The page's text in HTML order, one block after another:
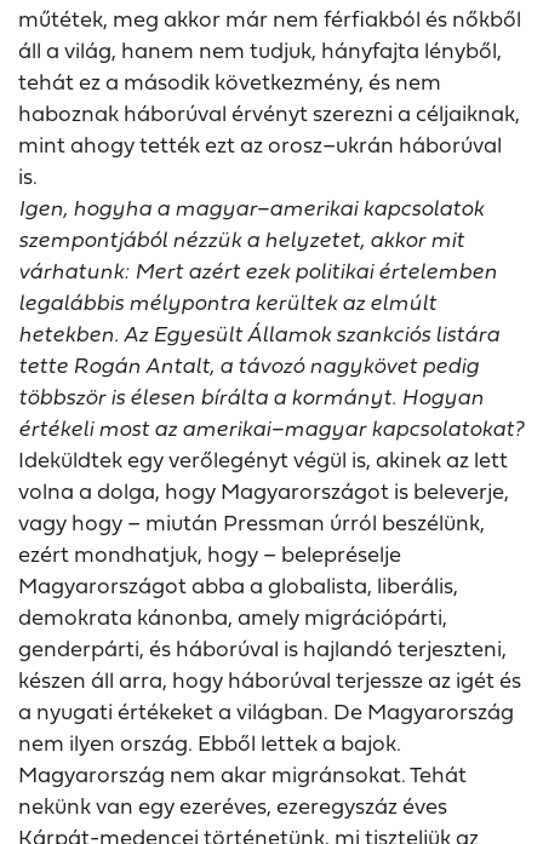
műtétek, meg akkor már nem férfiakból és nőkből
áll a világ, hanem nem tudjuk, hányfajta lényből,
tehát ez a második következmény, és nem
haboznak háborúval érvényt szerezni a céljaiknak,
mint ahogy tették ezt az orosz–ukrán háborúval
is.
Igen, hogyha a magyar–amerikai kapcsolatok
szempontjából nézzük a helyzetet, akkor mit
várhatunk: Mert azért ezek politikai értelemben
legalábbis mélypontra kerültek az elmúlt
hetekben. Az Egyesült Államok szankciós listára
tette Rogán Antalt, a távozó nagykövet pedig
többször is élesen bírálta a kormányt. Hogyan
értékeli most az amerikai–magyar kapcsolatokat?
Ideküldtek egy verőlegényt végül is, akinek az lett
volna a dolga, hogy Magyarországot is beleverje,
vagy hogy – miután Pressman úrról beszélünk,
ezért mondhatjuk, hogy – belepréselje
Magyarországot abba a globalista, liberális,
demokrata kánonba, amely migrációpárti,
genderpárti, és háborúval is hajlandó terjeszteni,
készen áll arra, hogy háborúval terjessze az igét és
a nyugati értékeket a világban. De Magyarország
nem ilyen ország. Ebből lettek a bajok.
Magyarország nem akar migránsokat. Tehát
nekünk van egy ezeréves, ezeregyszáz éves
Kárpát-medencei történetünk, mi tiszteljük az